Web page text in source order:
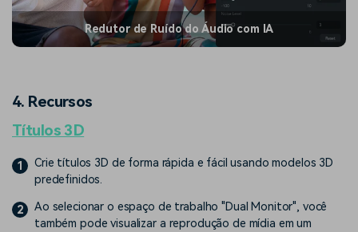
Redutor de Ruído do Áudio com IA
4. Recursos
Títulos 3D
1
Crie títulos 3D de forma rápida e fácil usando modelos 3D
predefinidos.
2
Ao selecionar o espaço de trabalho "Dual Monitor", você
também pode visualizar a reprodução de mídia em um